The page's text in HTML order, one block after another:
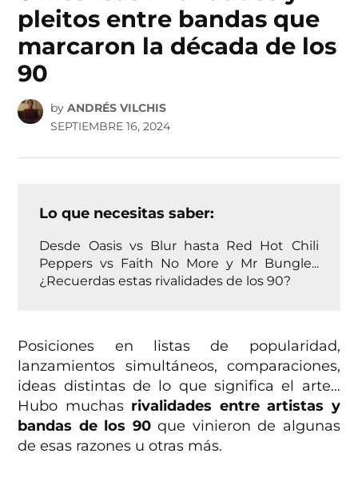
pleitos entre bandas que
marcaron la década de los
90
by ANDRÉS VILCHIS
SEPTIEMBRE 16, 2024
Lo que necesitas saber:
Desde Oasis vs Blur hasta Red Hot Chili
Peppers vs Faith No More y Mr Bungle...
¿Recuerdas estas rivalidades de los 90?
Posiciones en listas de popularidad,
lanzamientos simultáneos, comparaciones,
ideas distintas de lo que significa el arte…
Hubo muchasrivalidades entre artistas y
bandas de los 90que vinieron de algunas
de esas razones u otras más.